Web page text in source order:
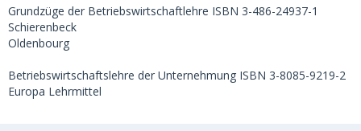
Grundzüge der Betriebswirtschaftlehre ISBN 3-486-24937-1
Schierenbeck
Oldenbourg
Betriebswirtschaftslehre der Unternehmung ISBN 3-8085-9219-2
Europa Lehrmittel